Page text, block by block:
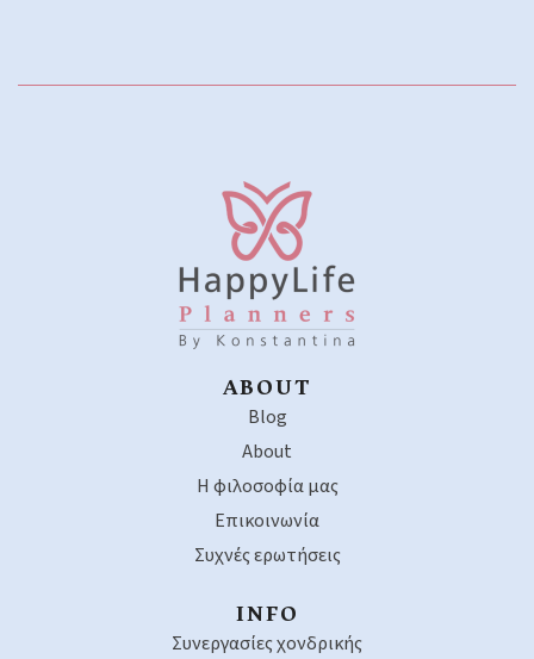
ABOUT
Blog
About
Η φιλοσοφία μας
Επικοινωνία
Συχνές ερωτήσεις
INFO
Συνεργασίες χονδρικής